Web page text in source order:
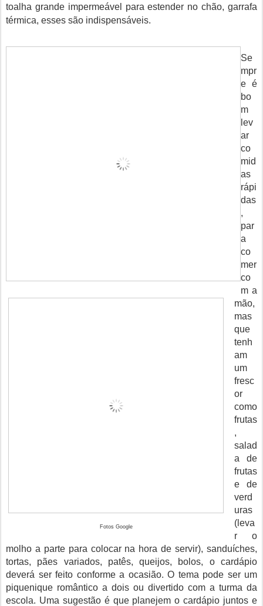
toalha grande impermeável para estender no chão, garrafa
térmica, esses são indispensáveis.
Fotos Google
Se
mpr
e é
bo
m
lev
ar
co
mid
as
rápi
das
,
par
a
co
mer
co
m a
mão,
mas
que
tenh
am
um
fresc
or
como
frutas
,
salad
a de
frutas
e de
verd
uras
(leva
r o
molho a parte para colocar na hora de servir), sanduíches,
tortas, pães variados, patês, queijos, bolos, o cardápio
deverá ser feito conforme a ocasião. O tema pode ser um
piquenique romântico a dois ou divertido com a turma da
escola. Uma sugestão é que planejem o cardápio juntos e